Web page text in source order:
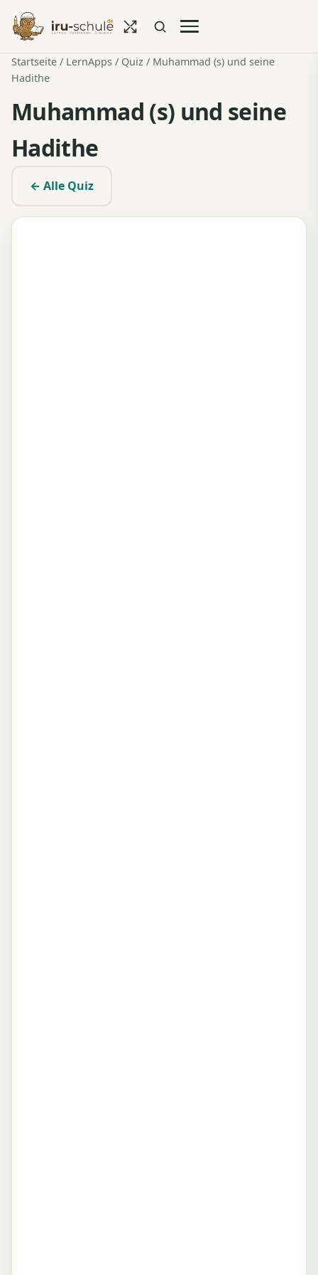
Startseite / LernApps / Quiz / Muhammad (s) und seine
Hadithe
Muhammad (s) und seine
Hadithe
← Alle Quiz